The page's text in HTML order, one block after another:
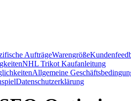
AufträgeWarengröße
NHL Trikot Kaufanleitung
Allgemeine
Datenschutzerklärung